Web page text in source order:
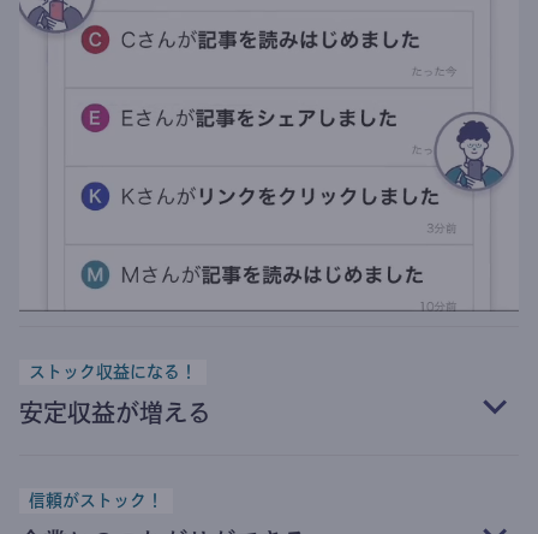
ストック収益になる！
安定収益が増える
信頼がストック！